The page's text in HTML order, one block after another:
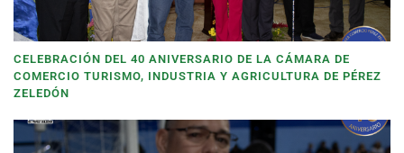
CELEBRACIÓN DEL 40 ANIVERSARIO DE LA CÁMARA DE
COMERCIO TURISMO, INDUSTRIA Y AGRICULTURA DE PÉREZ
ZELEDÓN